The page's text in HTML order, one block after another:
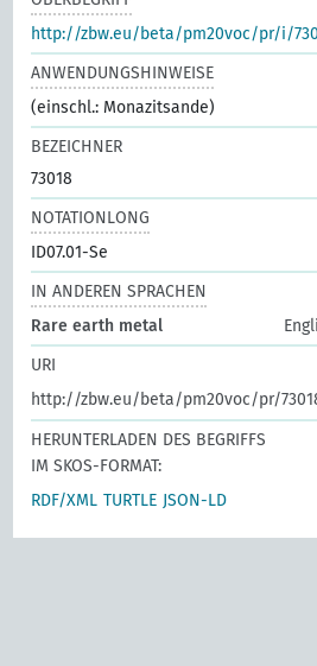
http://zbw.eu/beta/pm20voc/pr/i/
ANWENDUNGSHINWEISE
(einschl.: Monazitsande)
BEZEICHNER
73018
NOTATIONLONG
ID07.01-Se
IN ANDEREN SPRACHEN
Rare earth metal
URI
http://zbw.eu/beta/pm20voc/pr/
HERUNTERLADEN DES BEGRIFFS
IM SKOS-FORMAT:
RDF/XML TURTLE JSON-LD